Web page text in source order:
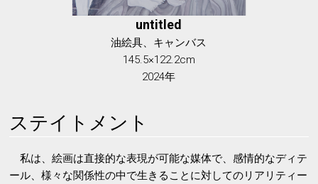
untitled
油絵具、キャンバス
145.5×122.2cm
2024年
ステイトメント
私は、絵画は直接的な表現が可能な媒体で、感情的なディテ
ール、様々な関係性の中で生きることに対してのリアリティー